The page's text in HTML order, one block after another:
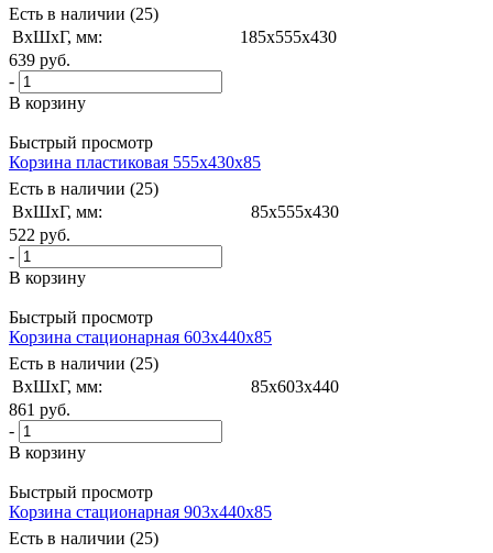
Есть в наличии (25)
ВxШxГ, мм:
185x555x430
639 руб.
-
В корзину
Быстрый просмотр
Корзина пластиковая 555х430х85
Есть в наличии (25)
ВxШxГ, мм:
85x555x430
522 руб.
-
В корзину
Быстрый просмотр
Корзина стационарная 603x440x85
Есть в наличии (25)
ВxШxГ, мм:
85x603x440
861 руб.
-
В корзину
Быстрый просмотр
Корзина стационарная 903x440x85
Есть в наличии (25)